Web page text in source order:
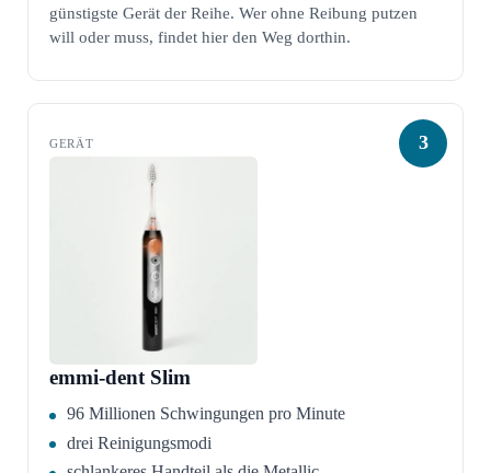
günstigste Gerät der Reihe. Wer ohne Reibung putzen
will oder muss, findet hier den Weg dorthin.
3
emmi-dent Slim
96 Millionen Schwingungen pro Minute
drei Reinigungsmodi